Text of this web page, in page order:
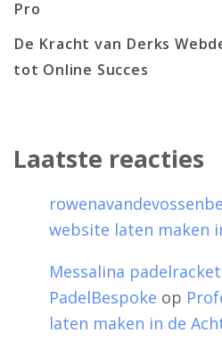
Pro
De Kracht van Derks
tot Online Succes
Laatste reacties
website laten maken
Messalina
PadelBespoke op
laten maken in de